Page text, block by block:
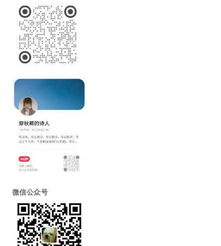
微信公众号